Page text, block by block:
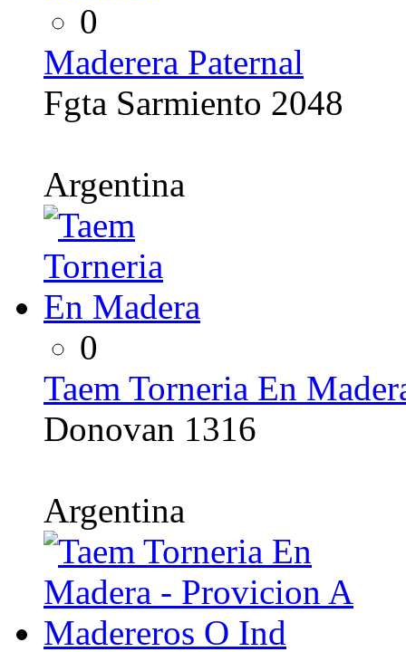
0
Maderera Paternal
Fgta Sarmiento 2048
Argentina
0
Taem Torneria En
Donovan 1316
Argentina